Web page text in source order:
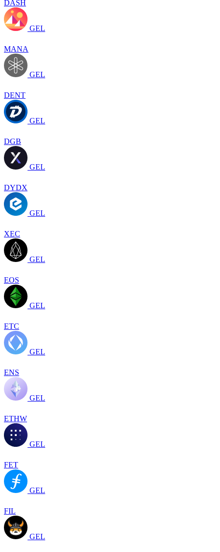
DASH
GEL
MANA
GEL
DENT
GEL
DGB
GEL
DYDX
GEL
XEC
GEL
EOS
GEL
ETC
GEL
ENS
GEL
ETHW
GEL
FET
GEL
FIL
GEL